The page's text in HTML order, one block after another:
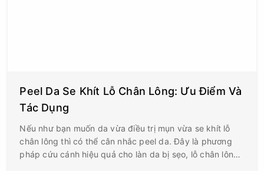
Peel Da Se Khít Lỗ Chân Lông: Ưu Điểm Và
Tác Dụng
Nếu như bạn muốn da vừa điều trị mụn vừa se khít lỗ
chân lông thì có thể cân nhắc peel da. Đây là phương
pháp cứu cánh hiệu quả cho làn da bị sẹo, lỗ chân lông